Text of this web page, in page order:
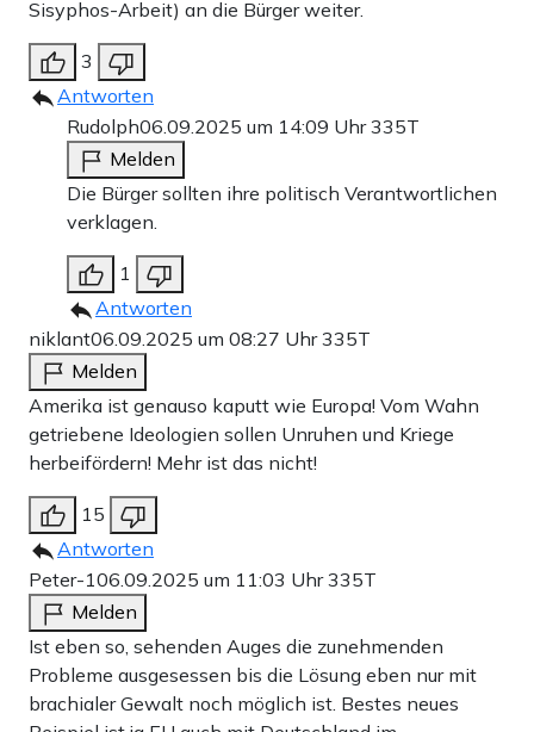
Sisyphos-Arbeit) an die Bürger weiter.
3
Antworten
Rudolph06.09.2025 um 14:09 Uhr335T
Melden
Die Bürger sollten ihre politisch Verantwortlichen
verklagen.
1
Antworten
niklant06.09.2025 um 08:27 Uhr335T
Melden
Amerika ist genauso kaputt wie Europa! Vom Wahn
getriebene Ideologien sollen Unruhen und Kriege
herbeifördern! Mehr ist das nicht!
15
Antworten
Peter-106.09.2025 um 11:03 Uhr335T
Melden
Ist eben so, sehenden Auges die zunehmenden
Probleme ausgesessen bis die Lösung eben nur mit
brachialer Gewalt noch möglich ist. Bestes neues